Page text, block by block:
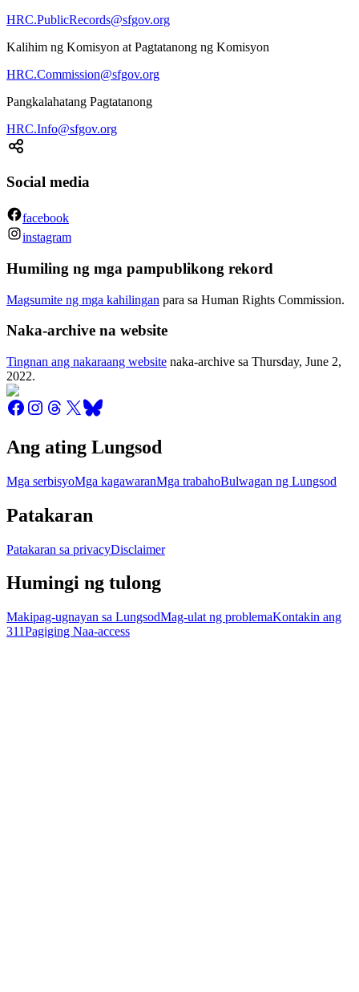
HRC.PublicRecords@sfgov.org
Kalihim ng Komisyon at Pagtatanong ng Komisyon
HRC.Commission@sfgov.org
Pangkalahatang Pagtatanong
HRC.Info@sfgov.org
Social media
facebook
instagram
Humiling ng mga pampublikong rekord
Magsumite ng mga kahilingan para sa Human Rights Commission.
Naka-archive na website
Tingnan ang nakaraang website naka-archive sa Thursday, June 2,
2022.
Ang ating Lungsod
Mga serbisyoMga kagawaranMga trabahoBulwagan ng Lungsod
Patakaran
Patakaran sa privacyDisclaimer
Humingi ng tulong
Makipag-ugnayan sa LungsodMag-ulat ng problemaKontakin ang
311Pagiging Naa-access